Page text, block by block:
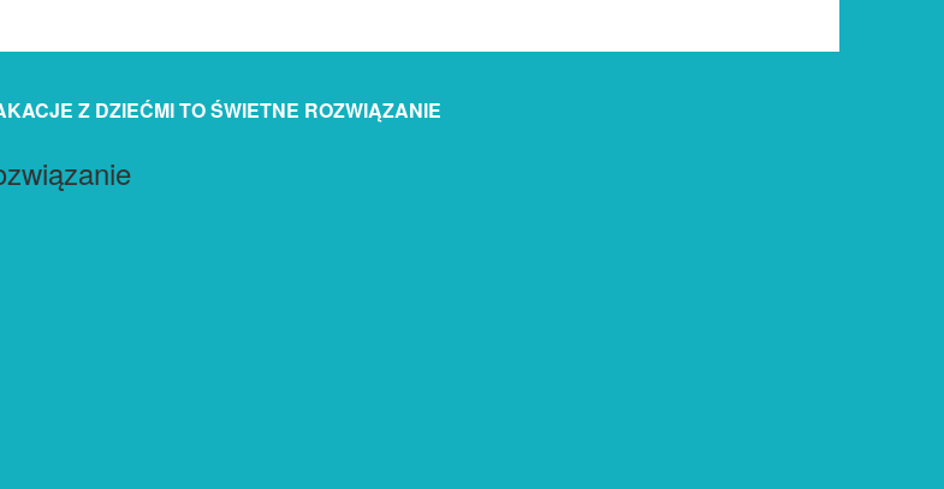
Z DZIEĆMI TO ŚWIETNE ROZWIĄZANIE